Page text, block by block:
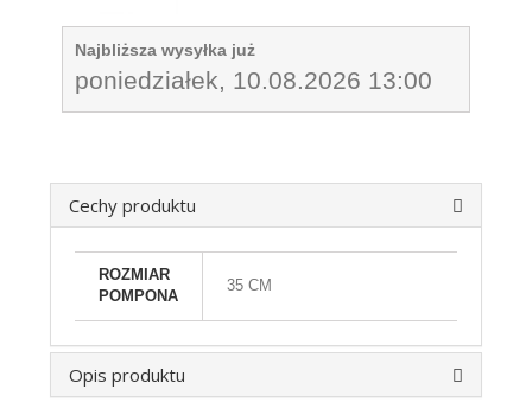
Najbliższa wysyłka już
poniedziałek, 10.08.2026 13:00
Cechy produktu
ROZMIAR
POMPONA
35 CM
Opis produktu